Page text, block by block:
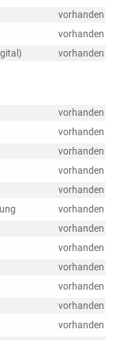
vorhanden
vorhanden
vorhanden
vorhanden
vorhanden
vorhanden
vorhanden
vorhanden
vorhanden
vorhanden
vorhanden
vorhanden
vorhanden
vorhanden
vorhanden